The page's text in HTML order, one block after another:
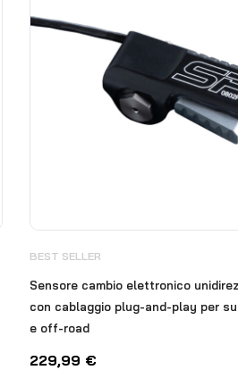
BEST SELLER
Sensore cambio elettronico
con cablaggio plug-and-play per
e off-road
229,99 €